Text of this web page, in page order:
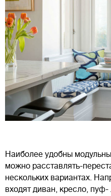
Наиболее удобны
можно расставлять-
нескольких вариантах.
входят диван, кресло,